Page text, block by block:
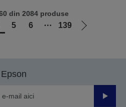
5 6 ⋯ 139
Mergi
din 2084 produse